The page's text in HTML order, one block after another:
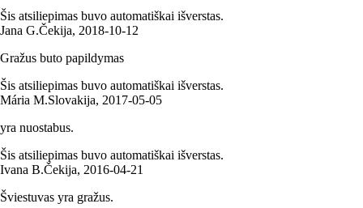
Šis atsiliepimas buvo automatiškai išverstas.
Jana G.Čekija, 2018‑10‑12
Gražus buto papildymas
Šis atsiliepimas buvo automatiškai išverstas.
Mária M.Slovakija, 2017‑05‑05
yra nuostabus.
Šis atsiliepimas buvo automatiškai išverstas.
Ivana B.Čekija, 2016‑04‑21
Šviestuvas yra gražus.